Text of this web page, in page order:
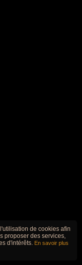
de cookies afin
proposer des services,
d'intérêts. En savoir plus